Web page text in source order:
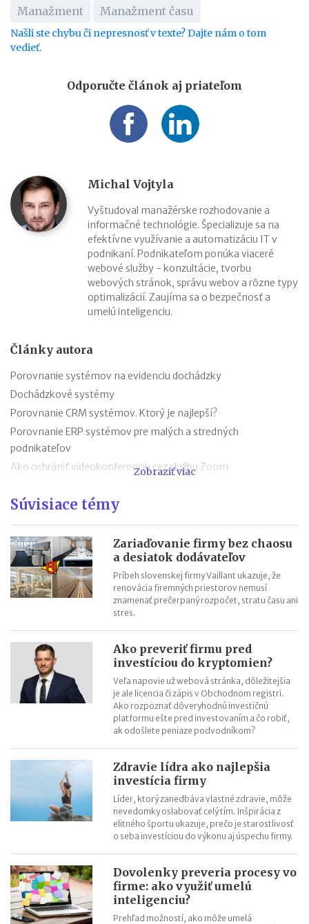
Manažment Manažment času
Našli ste chybu či nepresnosť v texte? Dajte nám o tom
vedieť.
Odporučte článok aj priateľom
Michal Vojtyla
Vyštudoval manažérske rozhodovanie a
informačné technológie. Špecializuje sa na
efektívne využívanie a automatizáciu IT v
podnikaní. Podnikateľom ponúka viaceré
webové služby - konzultácie, tvorbu
webových stránok, správu webov a rôzne typy
optimalizácií. Zaujíma sa o bezpečnosť a
umelú inteligenciu.
Články autora
Porovnanie systémov na evidenciu dochádzky
Dochádzkové systémy
Porovnanie CRM systémov. Ktorý je najlepší?
Porovnanie ERP systémov pre malých a stredných
podnikateľov
Ako ochrániť videokonferenciu cez službu Zoom
Google spustil Google Pay na Slovensku
Porovnanie platobných brán na Slovensku
VPN - prostriedok ochrany pri pripojení na internet
Veľký prehľad aplikácií a služieb na zlepšenie podnikania v roku
2018
Zobraziť viac
Súvisiace témy
Zariaďovanie firmy bez chaosu
a desiatok dodávateľov
Príbeh slovenskej firmy Vaillant ukazuje, že
renovácia firemných priestorov nemusí
znamenať prečerpaný rozpočet, stratu času ani
stres.
Ako preveriť firmu pred
investíciou do kryptomien?
Veľa napovie už webová stránka, dôležitejšia
je ale licencia či zápis v Obchodnom registri.
Ako rozpoznať dôveryhodnú investičnú
platformu ešte pred investovaním a čo robiť,
ak odošlete peniaze podvodníkom?
Zdravie lídra ako najlepšia
investícia firmy
Líder, ktorý zanedbáva vlastné zdravie, môže
nevedomky oslabovať celý tím. Inšpirácia z
elitného športu ukazuje, prečo je starostlivosť
o seba investíciou do výkonu aj úspechu firmy.
Dovolenky preveria procesy vo
firme: ako využiť umelú
inteligenciu?
Prehľad možností, ako môže umelá